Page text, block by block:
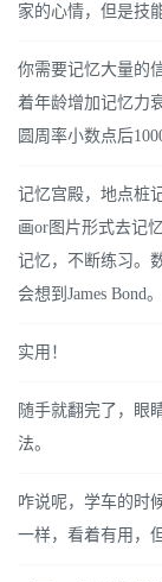
家的心情，但是技
你需要记忆大量的
着年龄增加记忆力
圆周率小数点后
记忆宫殿，地点桩
画or图片形式去记
记忆，不断练习。
会想到James Bond。
实用！
随手就翻完了，眼
法。
咋说呢，学车的时
一样，看着有用，